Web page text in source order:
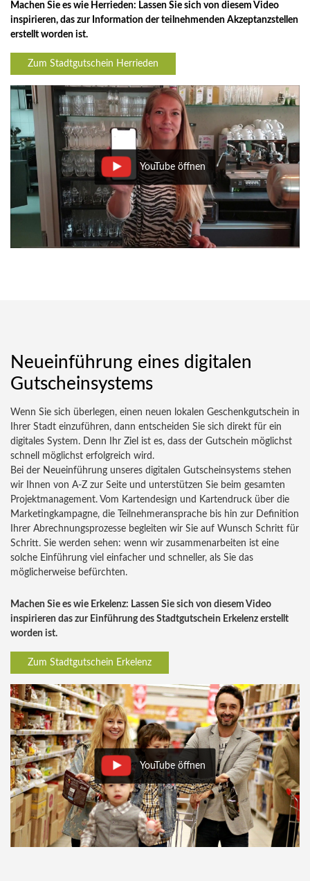
Machen Sie es wie Herrieden: Lassen Sie sich von diesem Video
inspirieren, das zur Information der teilnehmenden Akzeptanzstellen
erstellt worden ist.
Zum Stadtgutschein Herrieden
YouTube öffnen
Neueinführung eines digitalen
Gutscheinsystems
Wenn Sie sich überlegen, einen neuen lokalen Geschenkgutschein in
Ihrer Stadt einzuführen, dann entscheiden Sie sich direkt für ein
digitales System. Denn Ihr Ziel ist es, dass der Gutschein möglichst
schnell möglichst erfolgreich wird.
Bei der Neueinführung unseres digitalen Gutscheinsystems stehen
wir Ihnen von A-Z zur Seite und unterstützen Sie beim gesamten
Projektmanagement. Vom Kartendesign und Kartendruck über die
Marketingkampagne, die Teilnehmeransprache bis hin zur Definition
Ihrer Abrechnungsprozesse begleiten wir Sie auf Wunsch Schritt für
Schritt. Sie werden sehen: wenn wir zusammenarbeiten ist eine
solche Einführung viel einfacher und schneller, als Sie das
möglicherweise befürchten.
Machen Sie es wie Erkelenz: Lassen Sie sich von diesem Video
inspirieren das zur Einführung des Stadtgutschein Erkelenz erstellt
worden ist.
Zum Stadtgutschein Erkelenz
YouTube öffnen